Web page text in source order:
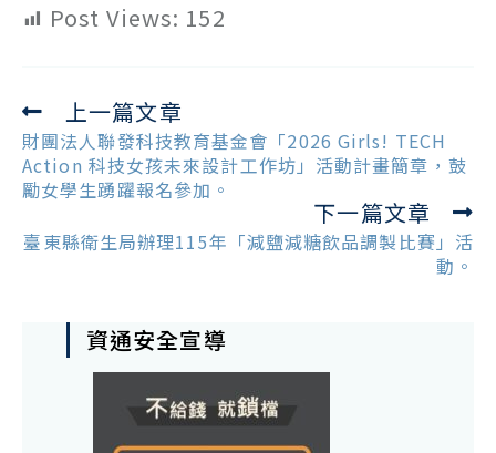
Post Views: 152
Read
more
articles
上一篇文章
財團法人聯發科技教育基金會「2026 Girls! TECH
Action 科技女孩未來設計工作坊」活動計畫簡章，鼓
勵女學生踴躍報名參加。
下一篇文章
臺東縣衛生局辦理115年「減鹽減糖飲品調製比賽」活
動。
資通安全宣導